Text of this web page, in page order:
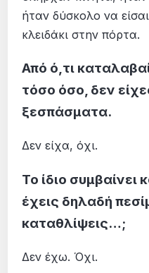
ήταν δύσκολο να
κλειδάκι στην πόρτα.
Από ό,τι
τόσο όσο, δεν
ξεσπάσματα.
Δεν είχα, όχι.
Το ίδιο συμβαίνει
έχεις δηλαδή
καταθλίψεις…;
Δεν έχω. Όχι.